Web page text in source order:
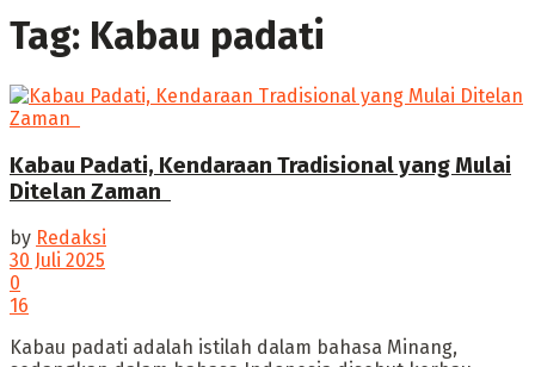
Tag: Kabau padati
Kabau Padati, Kendaraan Tradisional yang Mulai
Ditelan Zaman ‎
by Redaksi
30 Juli 2025
0
16
‎Kabau padati adalah istilah dalam bahasa Minang,